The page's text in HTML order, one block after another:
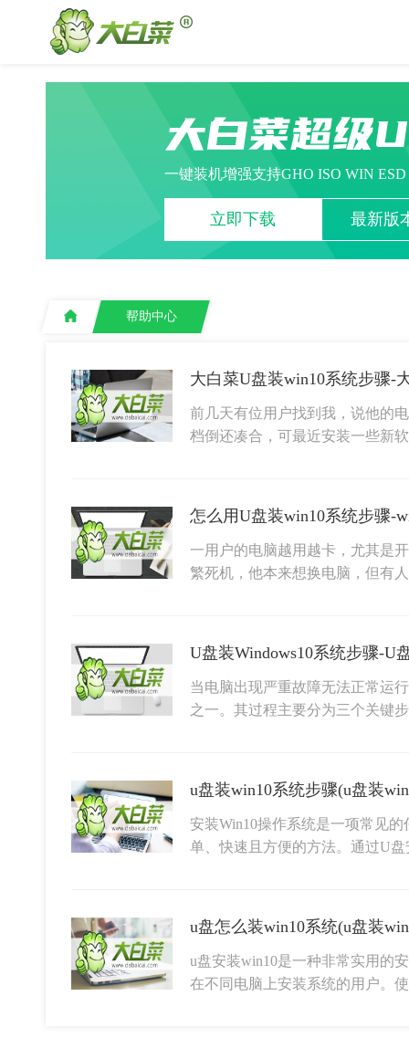
大白菜超级
一键装机增强支持GHO ISO WIN
立即下载 最新版
帮助中心
大白菜U盘装win10系统步骤-
前几天有位用户找到我，说他的
档倒还凑合，可最近安装一些新
怎么用U盘装win10系统步骤-
一用户的电脑越用越卡，尤其是
繁死机，他本来想换电脑，但有
U盘装Windows10系统步骤-U
当电脑出现严重故障无法正常运
之一。其过程主要分为三个关键
u盘装win10系统步骤(u盘装
安装Win10操作系统是一项常见
单、快速且方便的方法。通过U
u盘怎么装win10系统(u盘装
u盘安装win10是一种非常实用的
在不同电脑上安装系统的用户。